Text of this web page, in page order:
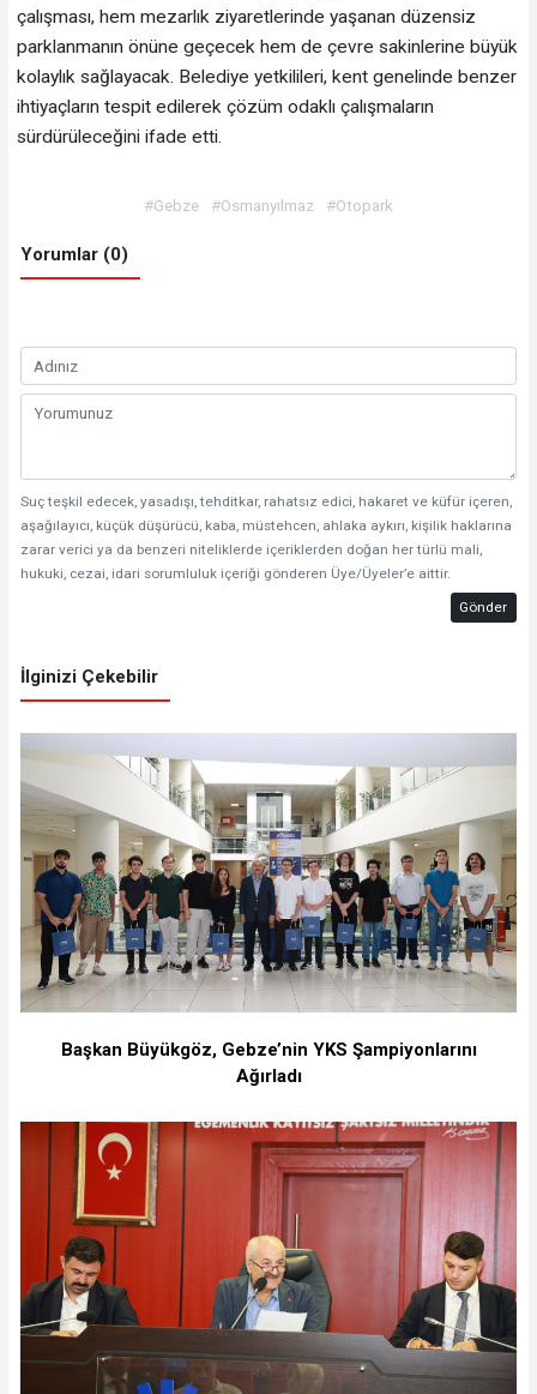
çalışması, hem mezarlık ziyaretlerinde yaşanan düzensiz
parklanmanın önüne geçecek hem de çevre sakinlerine büyük
kolaylık sağlayacak. Belediye yetkilileri, kent genelinde benzer
ihtiyaçların tespit edilerek çözüm odaklı çalışmaların
sürdürüleceğini ifade etti.
#Gebze #Osmanyılmaz #Otopark
Yorumlar (0)
Suç teşkil edecek, yasadışı, tehditkar, rahatsız edici, hakaret ve küfür içeren,
aşağılayıcı, küçük düşürücü, kaba, müstehcen, ahlaka aykırı, kişilik haklarına
zarar verici ya da benzeri niteliklerde içeriklerden doğan her türlü mali,
hukuki, cezai, idari sorumluluk içeriği gönderen Üye/Üyeler’e aittir.
Gönder
İlginizi Çekebilir
Başkan Büyükgöz, Gebze’nin YKS Şampiyonlarını
Ağırladı